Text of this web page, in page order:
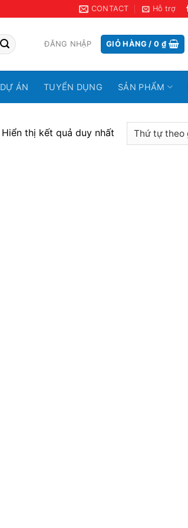
CONTACT Hỗ trợ
ĐĂNG NHẬP GIỎ HÀNG /0 ₫
DỰ ÁN TUYỂN DỤNG SẢN PHẨM
Hiển thị kết quả duy nhất